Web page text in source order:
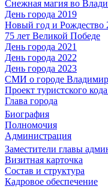
Снежная магия во
День города 2019
Новый год и Рождество
75 лет Великой Победе
День города 2021
День города 2022
День города 2023
СМИ о городе
Проект туристского
Глава города
Биография
Полномочия
Администрация
Заместители главы
Визитная карточка
Состав и структура
Кадровое обеспечение